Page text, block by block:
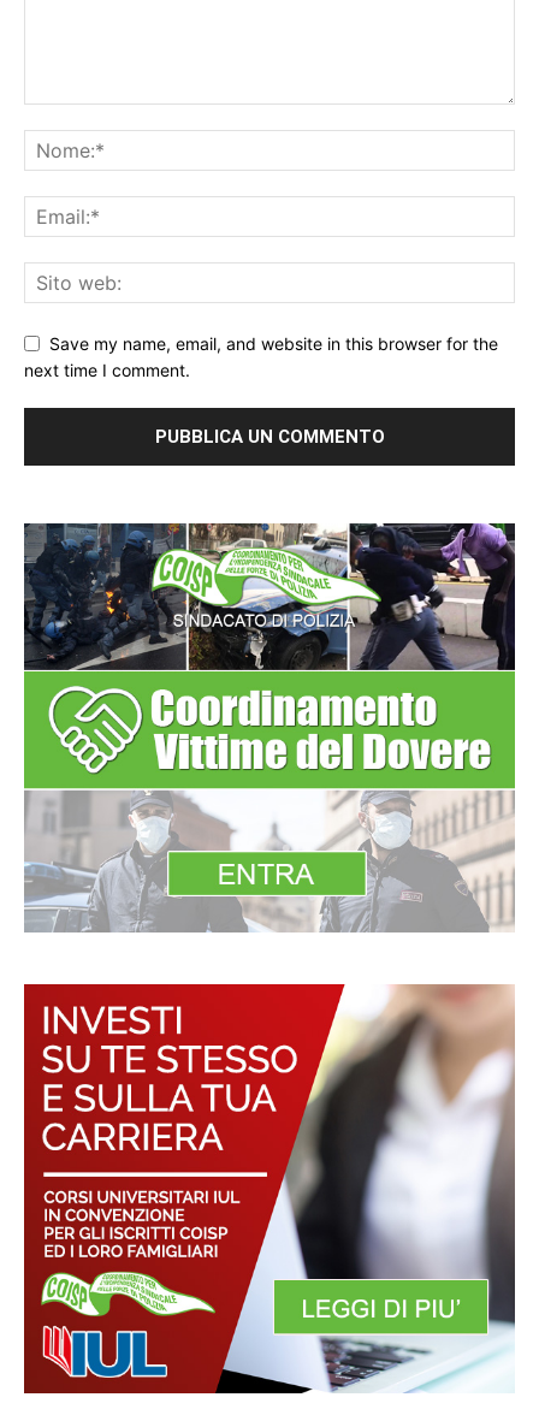
Save my name, email, and website in this browser for the
next time I comment.